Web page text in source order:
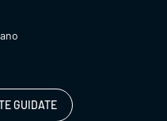
GUIDATE